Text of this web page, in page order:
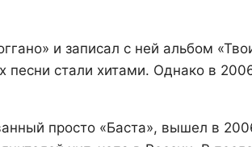
и записал с ней альбом
песни стали хитами. Однако в
просто «Баста», вышел в